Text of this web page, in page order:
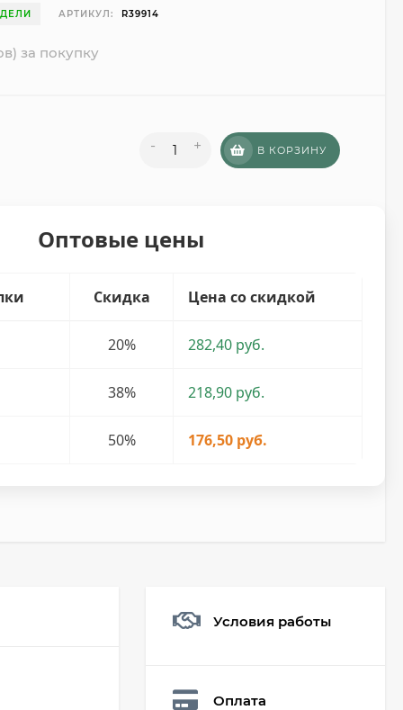
АРТИКУЛ: R39914
за покупку
- + В КОРЗИНУ
Оптовые цены
Скидка Цена со скидкой
20% 282,40 руб.
38% 218,90 руб.
50% 176,50 руб.
Условия работы
Оплата